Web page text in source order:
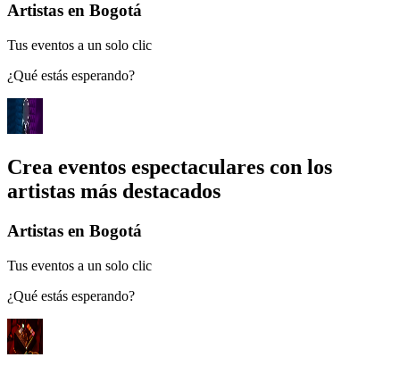
Artistas en Bogotá
Tus eventos a un solo clic
¿Qué estás esperando?
Crea eventos espectaculares con los
artistas más destacados
Artistas en Bogotá
Tus eventos a un solo clic
¿Qué estás esperando?